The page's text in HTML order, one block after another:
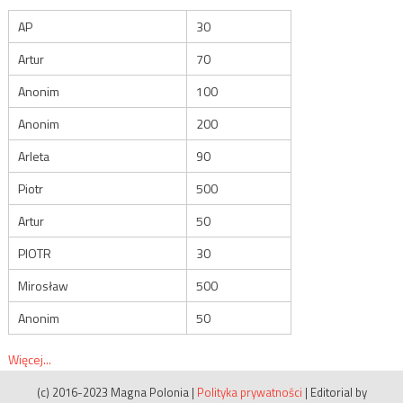
AP
30
Artur
70
Anonim
100
Anonim
200
Arleta
90
Piotr
500
Artur
50
PIOTR
30
Mirosław
500
Anonim
50
Więcej...
(c) 2016-2023 Magna Polonia | Polityka prywatności | Editorial by